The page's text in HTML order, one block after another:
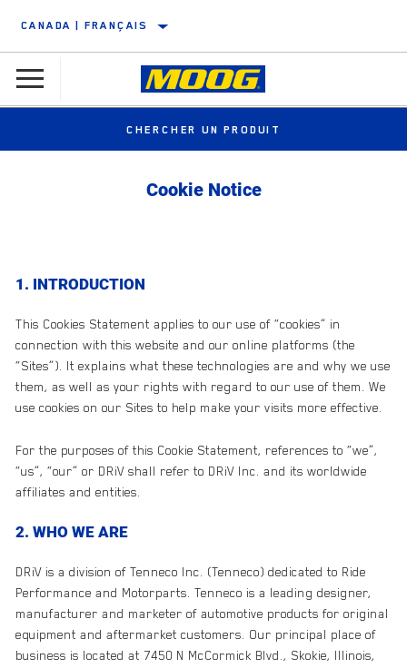
CANADA | FRANÇAIS
CHERCHER UN PRODUIT
Cookie Notice
1. INTRODUCTION
This Cookies Statement applies to our use of “cookies” in
connection with this website and our online platforms (the
“Sites”). It explains what these technologies are and why we use
them, as well as your rights with regard to our use of them. We
use cookies on our Sites to help make your visits more effective.
For the purposes of this Cookie Statement, references to “we”,
“us”, “our” or DRiV shall refer to DRiV Inc. and its worldwide
affiliates and entities.
2. WHO WE ARE
DRiV is a division of Tenneco Inc. (Tenneco) dedicated to Ride
Performance and Motorparts. Tenneco is a leading designer,
manufacturer and marketer of automotive products for original
equipment and aftermarket customers. Our principal place of
business is located at 7450 N McCormick Blvd., Skokie, Illinois,